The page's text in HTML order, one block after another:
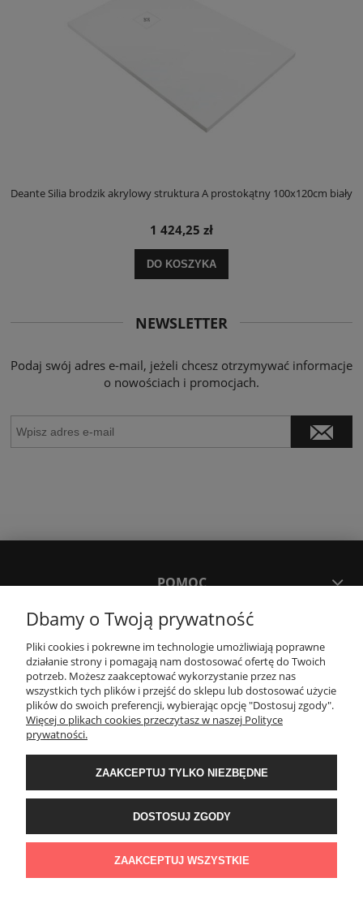
Deante Silia brodzik akrylowy struktura A prostokątny 100x120cm biały
1 424,25 zł
DO KOSZYKA
NEWSLETTER
Podaj swój adres e-mail, jeżeli chcesz otrzymywać informacje
o nowościach i promocjach.
POMOC
MOJE KONTO
PŁATNOŚCI I DOSTAWA
KONTAKT
Wyposażenie łazienek Łazienki.eco | Pawła 23, 41-708 Ruda Śląska | E-mail:
sklep@lazienki.eco | Tel.: 600 012 164 lub 600 012 159 | TGS Przemysław
Stoń | NIP: 6312213594 | REGON: 276403698
Dbamy o Twoją prywatność
Pliki cookies i pokrewne im technologie umożliwiają poprawne
działanie strony i pomagają nam dostosować ofertę do Twoich
potrzeb. Możesz zaakceptować wykorzystanie przez nas
wszystkich tych plików i przejść do sklepu lub dostosować użycie
plików do swoich preferencji, wybierając opcję "Dostosuj zgody".
Więcej o plikach cookies przeczytasz w naszej Polityce
prywatności.
ZAAKCEPTUJ TYLKO NIEZBĘDNE
DOSTOSUJ ZGODY
ZAAKCEPTUJ WSZYSTKIE